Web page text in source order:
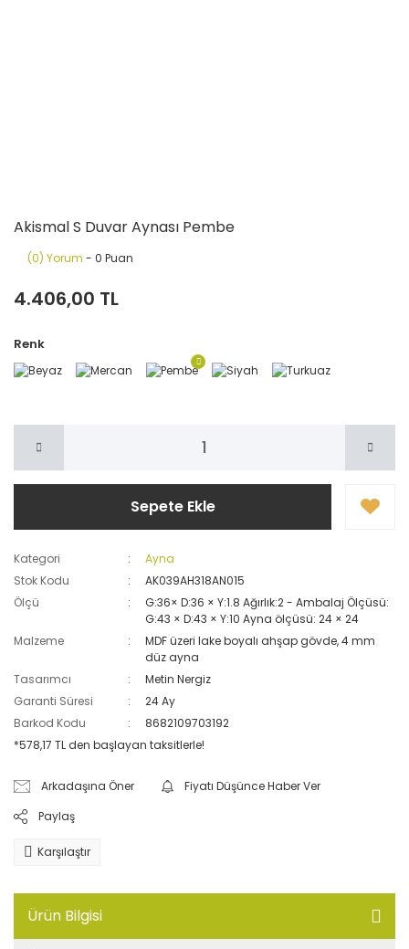
Akismal S Duvar Aynası Pembe
(0) Yorum - 0 Puan
4.406,00 TL
Renk
Sepete Ekle
Kategori
Ayna
Stok Kodu
AK039AH318AN015
Ölçü
G:36× D:36 × Y:1.8 Ağırlık:2 - Ambalaj Ölçüsü:
G:43 × D:43 × Y:10 Ayna ölçüsü: 24 × 24
Malzeme
MDF üzeri lake boyalı ahşap gövde, 4 mm
düz ayna
Tasarımcı
Metin Nergiz
Garanti Süresi
24 Ay
Barkod Kodu
8682109703192
*578,17 TL den başlayan taksitlerle!
Arkadaşına Öner
Fiyatı Düşünce Haber Ver
Paylaş
Karşılaştır
Ürün Bilgisi